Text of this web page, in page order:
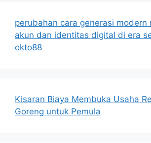
perubahan cara generasi modern
akun dan identitas digital di era
okto88
Kisaran Biaya Membuka Usaha
Goreng untuk Pemula